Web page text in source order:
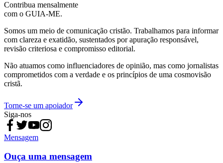
Contribua mensalmente
com o GUIA-ME.
Somos um meio de comunicação cristão. Trabalhamos para informar
com clareza e exatidão, sustentados por apuração responsável,
revisão criteriosa e compromisso editorial.
Não atuamos como influenciadores de opinião, mas como jornalistas
comprometidos com a verdade e os princípios de uma cosmovisão
cristã.
Torne-se um apoiador
Siga-nos
Mensagem
Ouça uma mensagem